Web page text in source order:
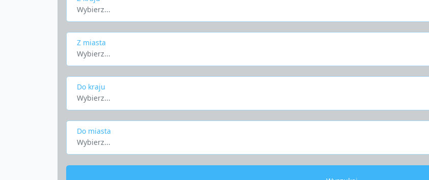
Wybierz...
Z miasta
Wybierz...
Do kraju
Wybierz...
Do miasta
Wybierz...